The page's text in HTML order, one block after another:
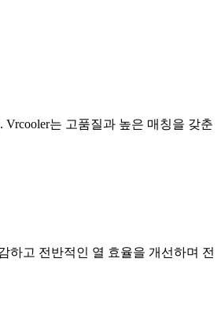
는 고품질과 높은 매칭을 갖춘
하고 전반적인 열 효율을 개선하며 전